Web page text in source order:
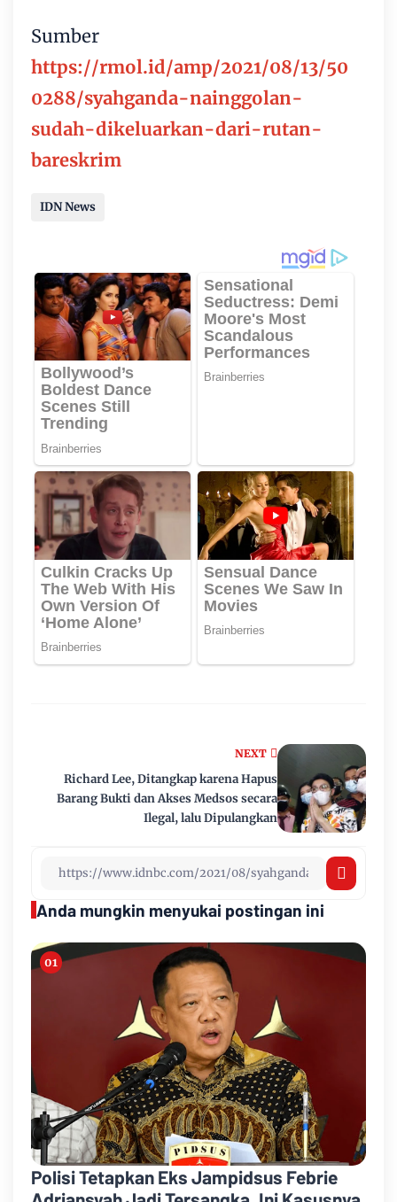
Sumber
https://rmol.id/amp/2021/08/13/50
0288/syahganda-nainggolan-
sudah-dikeluarkan-dari-rutan-
bareskrim
IDN News
NEXT
Richard Lee, Ditangkap karena Hapus
Barang Bukti dan Akses Medsos secara
Ilegal, lalu Dipulangkan
Anda mungkin menyukai postingan ini
Polisi Tetapkan Eks Jampidsus Febrie